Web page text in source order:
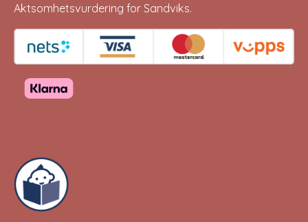
Aktsomhetsvurdering for Sandviks.